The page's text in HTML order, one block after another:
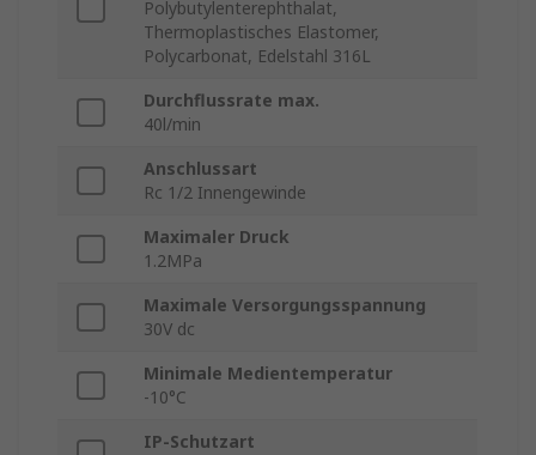
Polybutylenterephthalat,
Thermoplastisches Elastomer,
Polycarbonat, Edelstahl 316L
Durchflussrate max.
40l/min
Anschlussart
Rc 1/2 Innengewinde
Maximaler Druck
1.2MPa
Maximale Versorgungsspannung
30V dc
Minimale Medientemperatur
-10°C
IP-Schutzart